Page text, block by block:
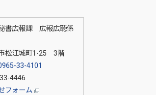
書広報課 広報広聴係
松江城町1-25 3階
33-4101
4446
フォーム